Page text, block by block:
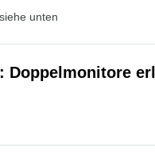
unten
Doppelmonitore